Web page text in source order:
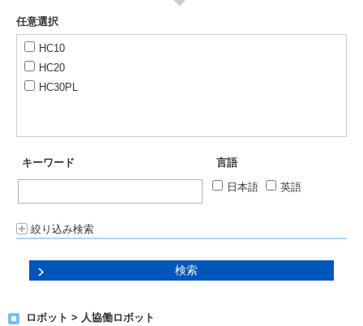
任意選択
HC10
HC20
HC30PL
キーワード
言語
日本語
英語
絞り込み検索
ロボット > 人協働ロボット